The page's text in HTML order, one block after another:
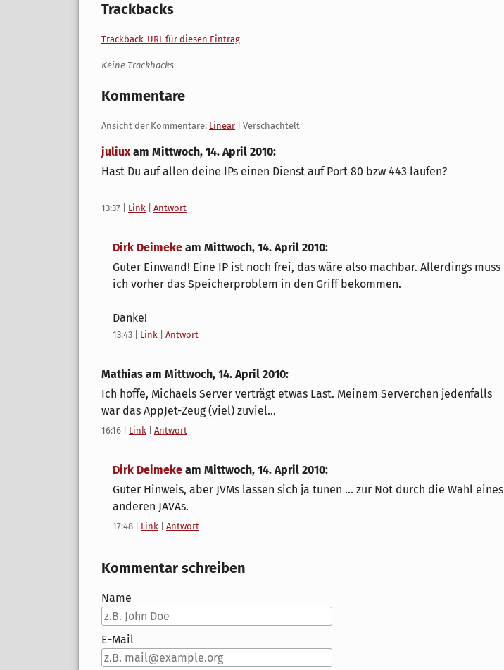
Trackbacks
Trackback-URL für diesen Eintrag
Keine Trackbacks
Kommentare
Ansicht der Kommentare: Linear | Verschachtelt
juliuxam Mittwoch, 14. April 2010:
Hast Du auf allen deine IPs einen Dienst auf Port 80 bzw 443 laufen?
13:37 Link Antwort
Dirk Deimeke am Mittwoch, 14. April 2010:
Guter Einwand! Eine IP ist noch frei, das wäre also machbar. Allerdings muss
ich vorher das Speicherproblem in den Griff bekommen.
Danke!
13:43 Link Antwort
Mathias am Mittwoch, 14. April 2010:
Ich hoffe, Michaels Server verträgt etwas Last. Meinem Serverchen jedenfalls
war das AppJet-Zeug (viel) zuviel...
16:16 Link Antwort
Dirk Deimeke am Mittwoch, 14. April 2010:
Guter Hinweis, aber JVMs lassen sich ja tunen ... zur Not durch die Wahl eines
anderen JAVAs.
17:48 Link Antwort
Kommentar schreiben
Name
E-Mail